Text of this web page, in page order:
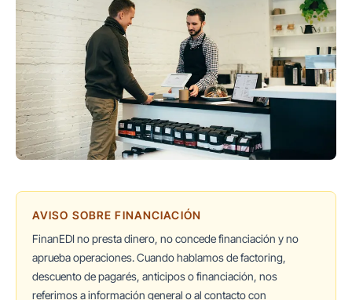
AVISO SOBRE FINANCIACIÓN
FinanEDI no presta dinero, no concede financiación y no
aprueba operaciones. Cuando hablamos de factoring,
descuento de pagarés, anticipos o financiación, nos
referimos a información general o al contacto con